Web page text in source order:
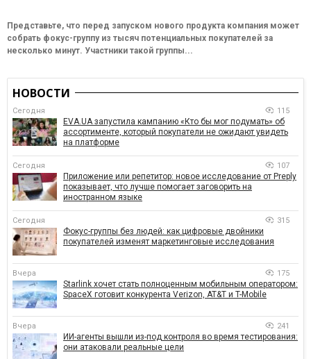
Представьте, что перед запуском нового продукта компания может
собрать фокус-группу из тысяч потенциальных покупателей за
несколько минут. Участники такой группы...
НОВОСТИ
Сегодня 115
EVA.UA запустила кампанию «Кто бы мог подумать» об
ассортименте, который покупатели не ожидают увидеть
на платформе
Сегодня 107
Приложение или репетитор: новое исследование от Preply
показывает, что лучше помогает заговорить на
иностранном языке
Сегодня 315
Фокус-группы без людей: как цифровые двойники
покупателей изменят маркетинговые исследования
Вчера 175
Starlink хочет стать полноценным мобильным оператором:
SpaceX готовит конкурента Verizon, AT&T и T-Mobile
Вчера 241
ИИ-агенты вышли из-под контроля во время тестирования:
они атаковали реальные цели